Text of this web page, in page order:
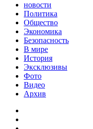
новости
Политика
Общество
Экономика
Безопасность
В мире
История
Эксклюзивы
Фото
Видео
Архив